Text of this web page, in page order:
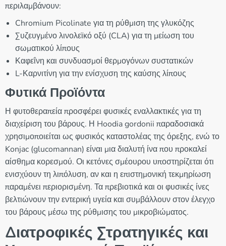
περιλαμβάνουν:
Chromium Picolinate για τη ρύθμιση της γλυκόζης
Συζευγμένο λινολεϊκό οξύ (CLA) για τη μείωση του
σωματικού λίπους
Καφεΐνη και συνδυασμοί θερμογόνων συστατικών
L-Καρνιτίνη για την ενίσχυση της καύσης λίπους
Φυτικά Προϊόντα
Η φυτοθεραπεία προσφέρει φυσικές εναλλακτικές για τη
διαχείριση του βάρους. Η Hoodia gordonii παραδοσιακά
χρησιμοποιείται ως φυσικός καταστολέας της όρεξης, ενώ το
Konjac (glucomannan) είναι μια διαλυτή ίνα που προκαλεί
αίσθημα κορεσμού. Οι κετόνες σμέουρου υποστηρίζεται ότι
ενισχύουν τη λιπόλυση, αν και η επιστημονική τεκμηρίωση
παραμένει περιορισμένη. Τα πρεβιοτικά και οι φυσικές ίνες
βελτιώνουν την εντερική υγεία και συμβάλλουν στον έλεγχο
του βάρους μέσω της ρύθμισης του μικροβιώματος.
Διατροφικές Στρατηγικές και